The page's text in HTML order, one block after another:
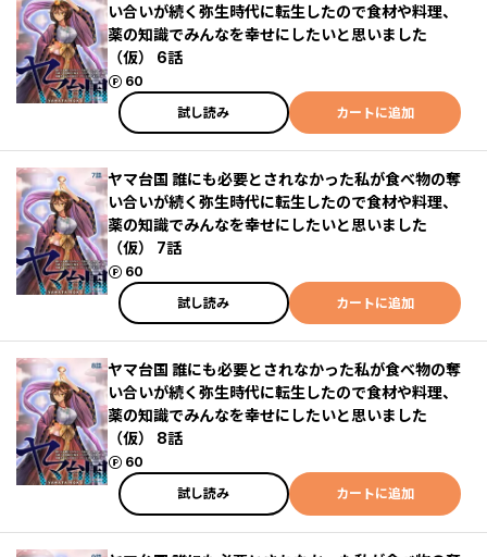
い合いが続く弥生時代に転生したので食材や料理、
薬の知識でみんなを幸せにしたいと思いました
（仮） 6話
60
ポイント
試し読み
カートに追加
ヤマ台国 誰にも必要とされなかった私が食べ物の奪
い合いが続く弥生時代に転生したので食材や料理、
薬の知識でみんなを幸せにしたいと思いました
（仮） 7話
60
ポイント
試し読み
カートに追加
ヤマ台国 誰にも必要とされなかった私が食べ物の奪
い合いが続く弥生時代に転生したので食材や料理、
薬の知識でみんなを幸せにしたいと思いました
（仮） 8話
60
ポイント
試し読み
カートに追加